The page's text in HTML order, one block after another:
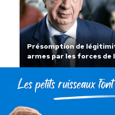
Présomption de
armes par les forces de